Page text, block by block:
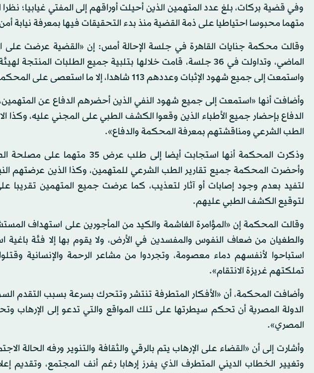
متهما محبوسا احتياطيا على ذمة القضية منذ بدء التحقيقات فيها بمعرفة نيابة أمن
الماضي، وتداولت في 36 جلسة، قامت خلالها بتلبية جميع الطلبات
واستمعت إلى جميع شهود الإثبات وعددهم 113 شاهدا، إلا ما استعصى على المحكمة إحضاره نظرا لوفاته».
الدفاع بإحضار جميع الأطباء الذين وقعوا الكشف الطبي على المجني عليه، وكذا
الطب الشرعي ومناقشتهم بمعرفة المحكمة والدفاع».
وذكرت المحكمة أنها استجابت أيضا
وأحضرت المحكمة جميع تقارير الطب الشرعي للمتهمين، وكذا الذين عرضتهم
لتفيد بعدم وجود إصابات أو آثار لتعذيب، كما عرضت جميع المتهمين
لتوقيع الكشف الطبي عليهم.
وقالت المحكمة إن «المؤامرة الغاشمة والكيد من المأجورين على استهداف
والطغيان من ضعاف النفوس والمفسدين في الأرض، ولا يقوم بها إلا فئة
استباحوا لأنفسهم دماء معصومة، وتجردوا من مشاعر الرحمة والإنسانية
تملكتهم غريزة الانتقام».
وأضافت المحكمة، أن «الأفكار المتطرفة تنتشر وتتحرك بسرعة بسبب التقدم
الدولة المصرية أن تحكم سيطرتها على تلك المواقع والتي تدعو إلى الإرهاب
المصري».
وأشارت إلى أن «القضاء على الإرهاب يتم بالرقي والثقافة والتنوير ورفه الحالة
وتغيير الخطاب الديني المتطرف الذي يفرز إرهابا رغم أنف المجتمع، وتقديم